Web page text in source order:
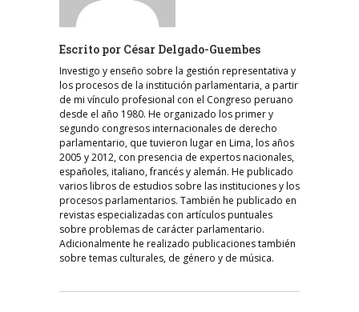
Escrito por César Delgado-Guembes
Investigo y enseño sobre la gestión representativa y
los procesos de la institución parlamentaria, a partir
de mi vínculo profesional con el Congreso peruano
desde el año 1980. He organizado los primer y
segundo congresos internacionales de derecho
parlamentario, que tuvieron lugar en Lima, los años
2005 y 2012, con presencia de expertos nacionales,
españoles, italiano, francés y alemán. He publicado
varios libros de estudios sobre las instituciones y los
procesos parlamentarios. También he publicado en
revistas especializadas con artículos puntuales
sobre problemas de carácter parlamentario.
Adicionalmente he realizado publicaciones también
sobre temas culturales, de género y de música.